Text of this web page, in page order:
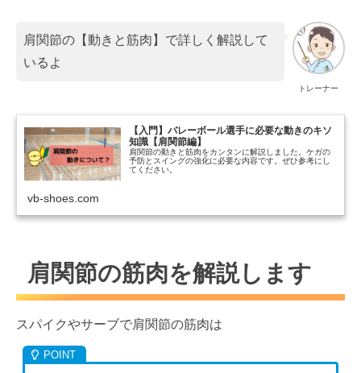
トレーナー
肩関節の【動きと筋肉】で詳しく解説して
いるよ
【入門】バレーボール選手に必要な動きのキソ
知識【肩関節編】
肩関節の動きと筋肉をカンタンに解説しました。ケガの
予防とスイングの強化に必要な内容です。ぜひ参考にし
てください。
vb-shoes.com
肩関節の筋肉を解説します
スパイクやサーブで肩関節の筋肉は